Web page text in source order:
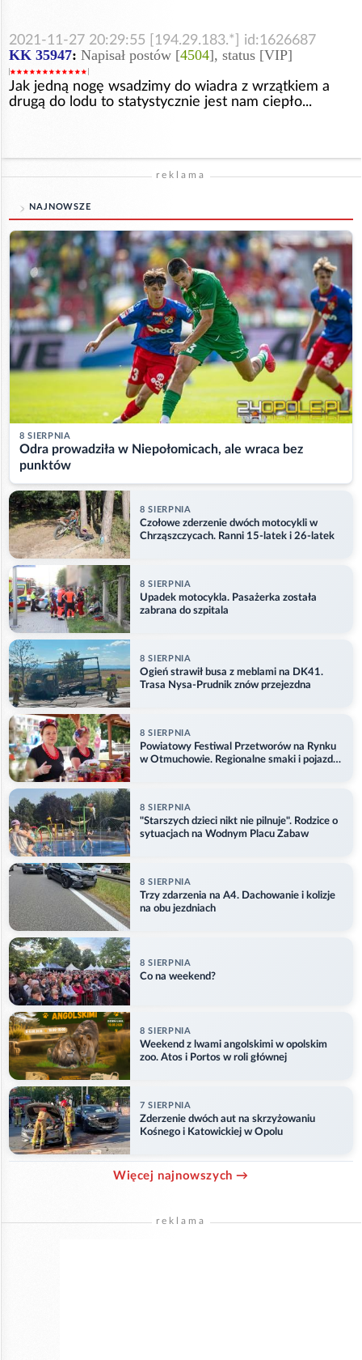
2021-11-27 20:29:55 [194.29.183.*] id:1626687
KK 35947: Napisał postów [4504], status [VIP]
Jak jedną nogę wsadzimy do wiadra z wrzątkiem a
drugą do lodu to statystycznie jest nam ciepło...
reklama
NAJNOWSZE
8 SIERPNIA
Odra prowadziła w Niepołomicach, ale wraca bez
punktów
8 SIERPNIA
Czołowe zderzenie dwóch motocykli w
Chrząszczycach. Ranni 15-latek i 26-latek
8 SIERPNIA
Upadek motocykla. Pasażerka została
zabrana do szpitala
8 SIERPNIA
Ogień strawił busa z meblami na DK41.
Trasa Nysa-Prudnik znów przejezdna
8 SIERPNIA
Powiatowy Festiwal Przetworów na Rynku
w Otmuchowie. Regionalne smaki i pojazdy
8 SIERPNIA
"Starszych dzieci nikt nie pilnuje". Rodzice o
sytuacjach na Wodnym Placu Zabaw
8 SIERPNIA
Trzy zdarzenia na A4. Dachowanie i kolizje
na obu jezdniach
8 SIERPNIA
Co na weekend?
8 SIERPNIA
Weekend z lwami angolskimi w opolskim
zoo. Atos i Portos w roli głównej
7 SIERPNIA
Zderzenie dwóch aut na skrzyżowaniu
Kośnego i Katowickiej w Opolu
Więcej najnowszych →
reklama